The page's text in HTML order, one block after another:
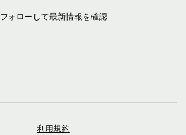
フォローして最新情報を確認
利用規約